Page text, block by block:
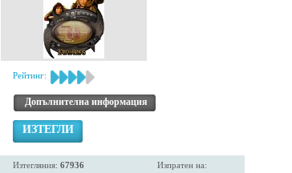
Рейтинг:
Допълнителна информация
ИЗТЕГЛИ
Изтегляния: 67936
Изпратен на: